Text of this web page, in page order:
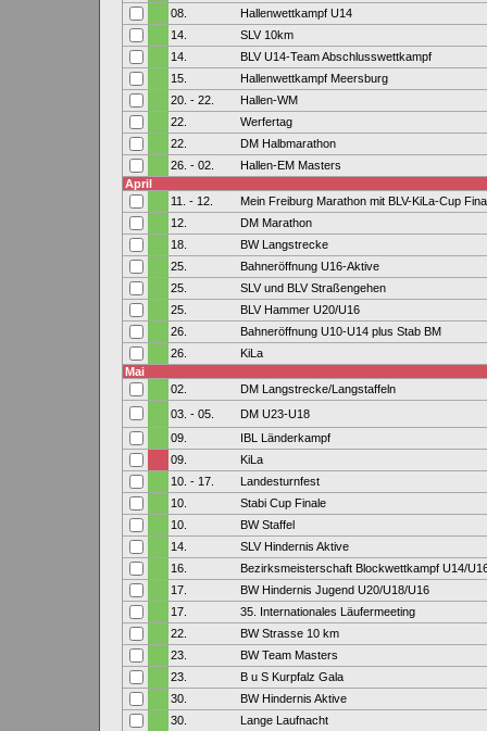
08.
Hallenwettkampf U14
14.
SLV 10km
14.
BLV U14-Team Abschlusswettkampf
15.
Hallenwettkampf Meersburg
20. - 22.
Hallen-WM
22.
Werfertag
22.
DM Halbmarathon
26. - 02.
Hallen-EM Masters
April
11. - 12.
Mein Freiburg Marathon mit BLV-KiLa-Cup
12.
DM Marathon
18.
BW Langstrecke
25.
Bahneröffnung U16-Aktive
25.
SLV und BLV Straßengehen
25.
BLV Hammer U20/U16
26.
Bahneröffnung U10-U14 plus Stab BM
26.
KiLa
Mai
02.
DM Langstrecke/Langstaffeln
03. - 05.
DM U23-U18
09.
IBL Länderkampf
09.
KiLa
10. - 17.
Landesturnfest
10.
Stabi Cup Finale
10.
BW Staffel
14.
SLV Hindernis Aktive
16.
Bezirksmeisterschaft Blockwettkampf U14/
17.
BW Hindernis Jugend U20/U18/U16
17.
35. Internationales Läufermeeting
22.
BW Strasse 10 km
23.
BW Team Masters
23.
B u S Kurpfalz Gala
30.
BW Hindernis Aktive
30.
Lange Laufnacht